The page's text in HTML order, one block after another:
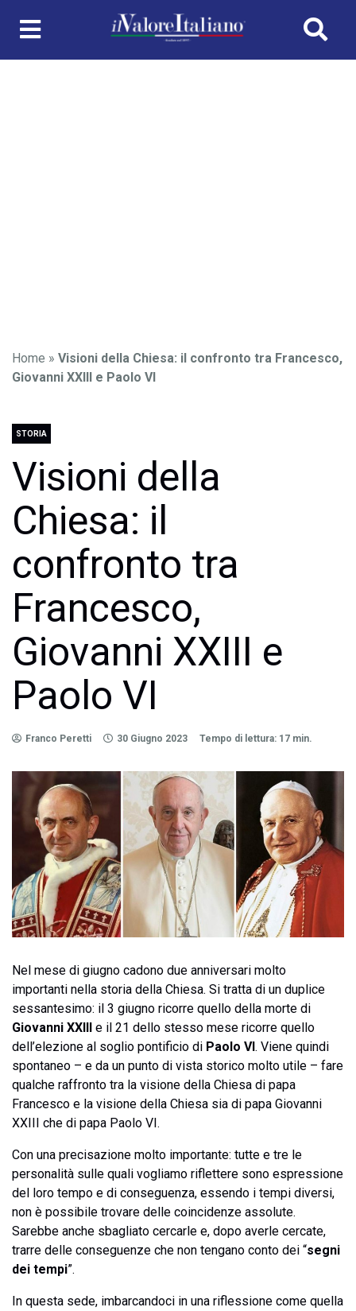
Home » Visioni della Chiesa: il confronto tra Francesco,
Giovanni XXIII e Paolo VI
STORIA
Visioni della
Chiesa: il
confronto tra
Francesco,
Giovanni XXIII e
Paolo VI
Franco Peretti 30 Giugno 2023 Tempo di lettura: 17 min.
Nel mese di giugno cadono due anniversari molto
importanti nella storia della Chiesa. Si tratta di un duplice
sessantesimo: il 3 giugno ricorre quello della morte di
Giovanni XXIII e il 21 dello stesso mese ricorre quello
dell’elezione al soglio pontificio di Paolo VI. Viene quindi
spontaneo – e da un punto di vista storico molto utile – fare
qualche raffronto tra la visione della Chiesa di papa
Francesco e la visione della Chiesa sia di papa Giovanni
XXIII che di papa Paolo VI.
Con una precisazione molto importante: tutte e tre le
personalità sulle quali vogliamo riflettere sono espressione
del loro tempo e di conseguenza, essendo i tempi diversi,
non è possibile trovare delle coincidenze assolute.
Sarebbe anche sbagliato cercarle e, dopo averle cercate,
trarre delle conseguenze che non tengano conto dei “segni
dei tempi”.
In questa sede, imbarcandoci in una riflessione come quella